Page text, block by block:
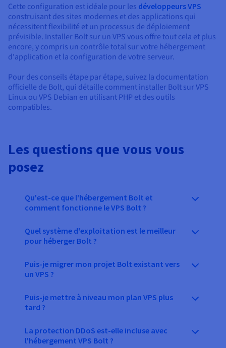
Cette configuration est idéale pour les développeurs VPS
construisant des sites modernes et des applications qui
nécessitent flexibilité et un processus de déploiement
prévisible. Installer Bolt sur un VPS vous offre tout cela et plus
encore, y compris un contrôle total sur votre hébergement
d'application et la configuration de votre serveur.
Pour des conseils étape par étape, suivez la documentation
officielle de Bolt, qui détaille comment installer Bolt sur VPS
Linux ou VPS Debian en utilisant PHP et des outils
compatibles.
Les questions que vous vous
posez
Qu'est-ce que l'hébergement Bolt et
comment fonctionne le VPS Bolt ?
Quel système d'exploitation est le meilleur
pour héberger Bolt ?
Puis-je migrer mon projet Bolt existant vers
un VPS ?
Puis-je mettre à niveau mon plan VPS plus
tard ?
La protection DDoS est-elle incluse avec
l'hébergement VPS Bolt ?